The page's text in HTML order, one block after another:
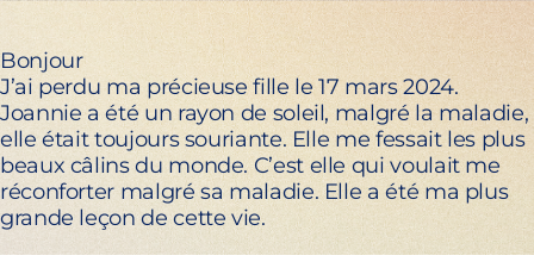
Bonjour
J’ai perdu ma précieuse fille le 17 mars 2024.
Joannie a été un rayon de soleil, malgré la maladie,
elle était toujours souriante. Elle me fessait les plus
beaux câlins du monde. C’est elle qui voulait me
réconforter malgré sa maladie. Elle a été ma plus
grande leçon de cette vie.